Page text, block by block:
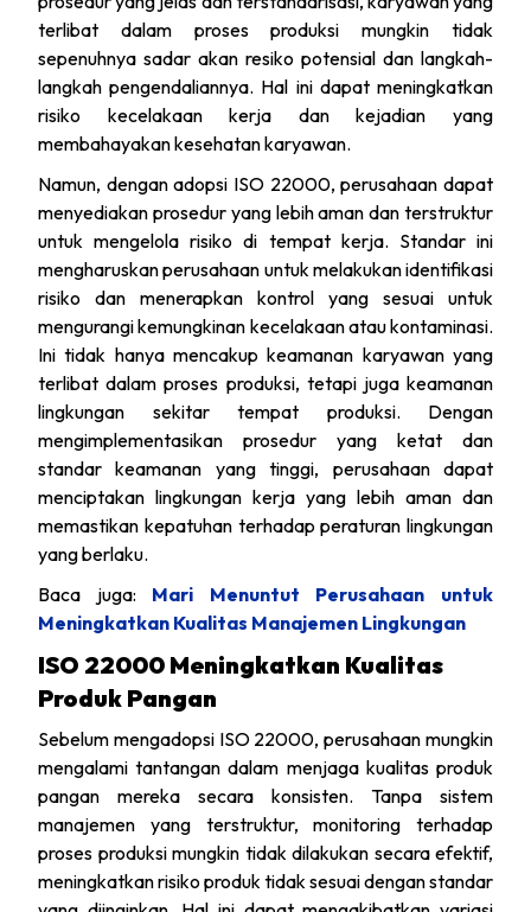
terlibat dalam proses produksi mungkin tidak
sepenuhnya sadar akan resiko potensial dan langkah-
langkah pengendaliannya. Hal ini dapat meningkatkan
risiko kecelakaan kerja dan kejadian yang
membahayakan kesehatan karyawan.
Namun, dengan adopsi ISO 22000, perusahaan dapat
menyediakan prosedur yang lebih aman dan terstruktur
untuk mengelola risiko di tempat kerja. Standar ini
mengharuskan perusahaan untuk melakukan identifikasi
risiko dan menerapkan kontrol yang sesuai untuk
mengurangi kemungkinan kecelakaan atau kontaminasi.
Ini tidak hanya mencakup keamanan karyawan yang
terlibat dalam proses produksi, tetapi juga keamanan
lingkungan sekitar tempat produksi. Dengan
mengimplementasikan prosedur yang ketat dan
standar keamanan yang tinggi, perusahaan dapat
menciptakan lingkungan kerja yang lebih aman dan
memastikan kepatuhan terhadap peraturan lingkungan
yang berlaku.
Baca juga: Mari Menuntut Perusahaan untuk
Meningkatkan Kualitas Manajemen Lingkungan
ISO 22000 Meningkatkan Kualitas
Produk Pangan
Sebelum mengadopsi ISO 22000, perusahaan mungkin
mengalami tantangan dalam menjaga kualitas produk
pangan mereka secara konsisten. Tanpa sistem
manajemen yang terstruktur, monitoring terhadap
proses produksi mungkin tidak dilakukan secara efektif,
meningkatkan risiko produk tidak sesuai dengan standar